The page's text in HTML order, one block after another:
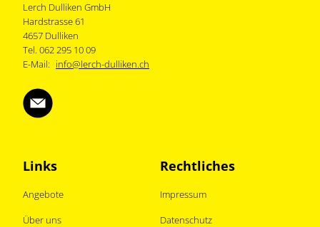
Lerch Dulliken GmbH
Hardstrasse 61
4657 Dulliken
Tel. 062 295 10 09
E-Mail: info@lerch-dulliken.ch
Links
Angebote
Über uns
Rechtliches
Impressum
Datenschutz